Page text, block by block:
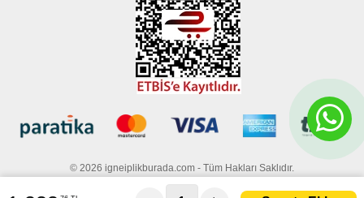
© 2026 igneiplikburada.com - Tüm Hakları Saklıdır.